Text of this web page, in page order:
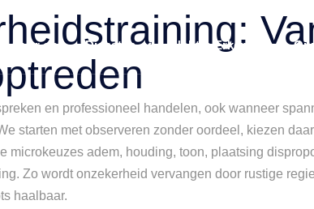
Over ons Diensten Nobtra Erkenning
en professioneel handelen, ook wanneer
starten met observeren zonder oordeel, kiezen
microkeuzes adem, houding, toon, plaatsing
Zo wordt onzekerheid vervangen door rustige
haalbaar.